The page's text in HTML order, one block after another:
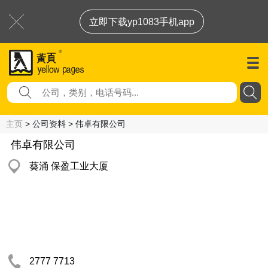
立即下载yp1083手机app
主页 > 公司资料 > 伟卓有限公司
伟卓有限公司
葵涌 保盈工业大厦
2777 7713